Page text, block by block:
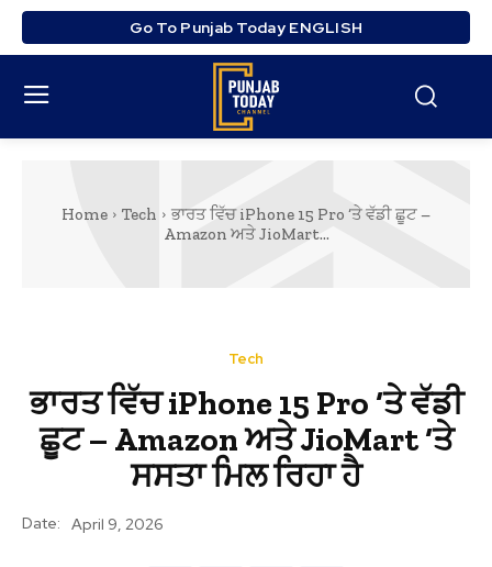
Go To Punjab Today ENGLISH
Home Tech
ਭਾਰਤ ਵਿੱਚ iPhone 15 Pro ‘ਤੇ ਵੱਡੀ ਛੂਟ –
Amazon ਅਤੇ JioMart...
Tech
ਭਾਰਤ ਵਿੱਚ iPhone 15 Pro ‘ਤੇ ਵੱਡੀ
ਛੂਟ – Amazon ਅਤੇ JioMart ‘ਤੇ
ਸਸਤਾ ਮਿਲ ਰਿਹਾ ਹੈ
Date: April 9, 2026